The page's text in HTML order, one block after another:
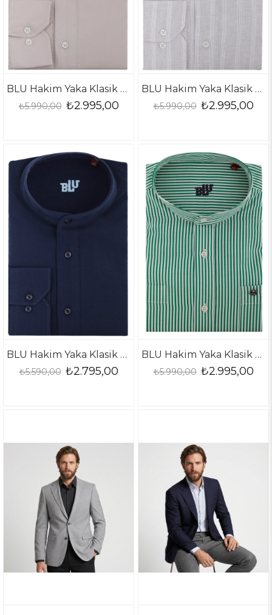
BLU Hakim Yaka Klasik Gömlek
₺2.995,00
₺5.990,00
BLU Hakim Yaka Klasik Gömlek
₺2.995,00
₺5.990,00
BLU Hakim Yaka Klasik Gömlek
₺2.795,00
₺5.590,00
BLU Hakim Yaka Klasik Gömlek
₺2.995,00
₺5.990,00